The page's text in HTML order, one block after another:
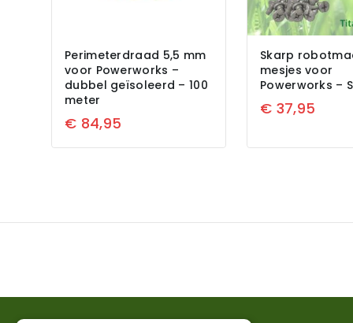
Perimeterdraad 5,5 mm
voor Powerworks –
dubbel geïsoleerd – 100
meter
€ 84,95
Skarp
mesjes voor
Powerworks –
€ 37,95